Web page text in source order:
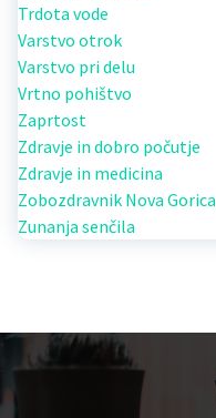
Trdota vode
Varstvo otrok
Varstvo pri delu
Vrtno pohištvo
Zaprtost
Zdravje in dobro počutje
Zdravje in medicina
Zobozdravnik Nova Gorica
Zunanja senčila